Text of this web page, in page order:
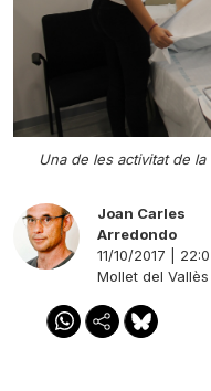
Una de les activitat de
Joan Carles
Arredondo
11/10/2017 |
Mollet del Vallès